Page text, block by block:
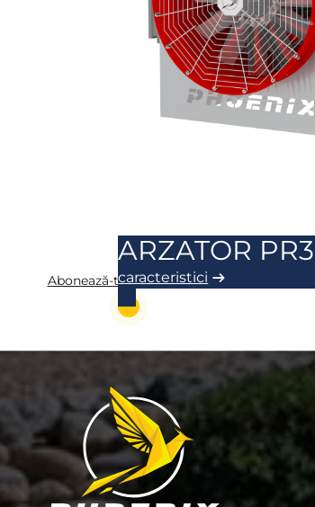
ARZATOR
caracteristici
Abonează-te la Arzătoare